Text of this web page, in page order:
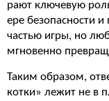
рают ключевую
ере безопасности
частью игры, но
мгновенно
Таким образом,
котки» лежит не в